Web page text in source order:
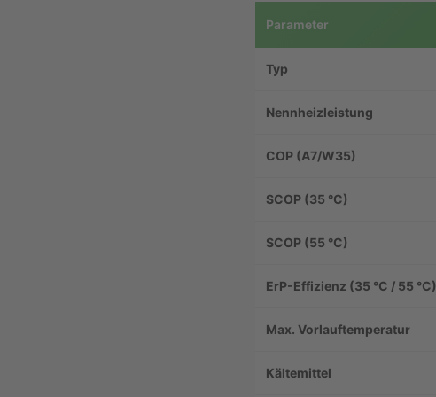
Parameter
Typ
Nennheizleistung
COP (A7/W35)
SCOP (35 °C)
SCOP (55 °C)
ErP-Effizienz (35 °C / 55 °C)
Max. Vorlauftemperatur
Kältemittel